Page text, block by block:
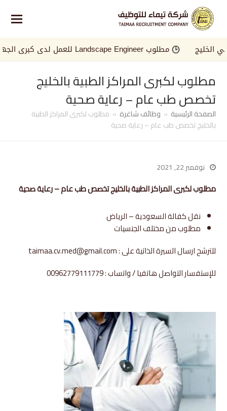
مطلوب Landscape Engineer للعمل لدى كبرى الجهات في الخليج
مطلوب لكبرى المراكز الطبية بالخليج
تخصص طب عام – رعاية صحية
الصفحة الرئيسية » وظائف شاغرة » مطلوب لكبرى المراكز الطبية
بالخليج تخصص طب عام – رعاية صحية
نوفمبر 22, 2021
مطلوب لكبرى المراكز الطبية بالخليج تخصص طب عام – رعاية صحية
نقل كفالة السعودية – الرياض
مطلوب من مختلف الجنسيات
للترشح ارسال السيرة الذاتية على : taimaa.cv.med@gmail.com
للإستفسار التواصل هاتفيا / واتساب : 00962779111779